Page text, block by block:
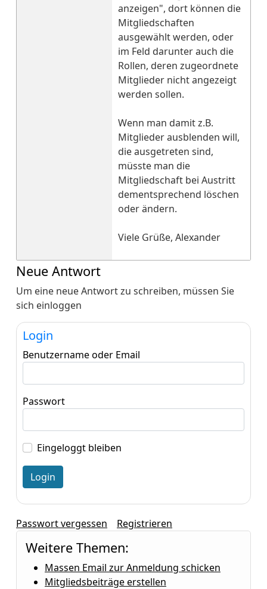
anzeigen", dort können die
Mitgliedschaften
ausgewählt werden, oder
im Feld darunter auch die
Rollen, deren zugeordnete
Mitglieder nicht angezeigt
werden sollen.
Wenn man damit z.B.
Mitglieder ausblenden will,
die ausgetreten sind,
müsste man die
Mitgliedschaft bei Austritt
dementsprechend löschen
oder ändern.
Viele Grüße, Alexander
Neue Antwort
Um eine neue Antwort zu schreiben, müssen Sie
sich einloggen
Login
Benutzername oder Email
Passwort
Eingeloggt bleiben
Passwort vergessen Registrieren
Weitere Themen:
Massen Email zur Anmeldung schicken
Mitgliedsbeiträge erstellen